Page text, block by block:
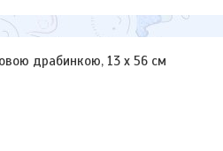
драбинкою, 13 х 56 см